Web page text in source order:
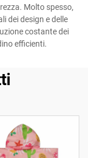
Molto spesso,
dei design e delle
costante dei
efficienti.